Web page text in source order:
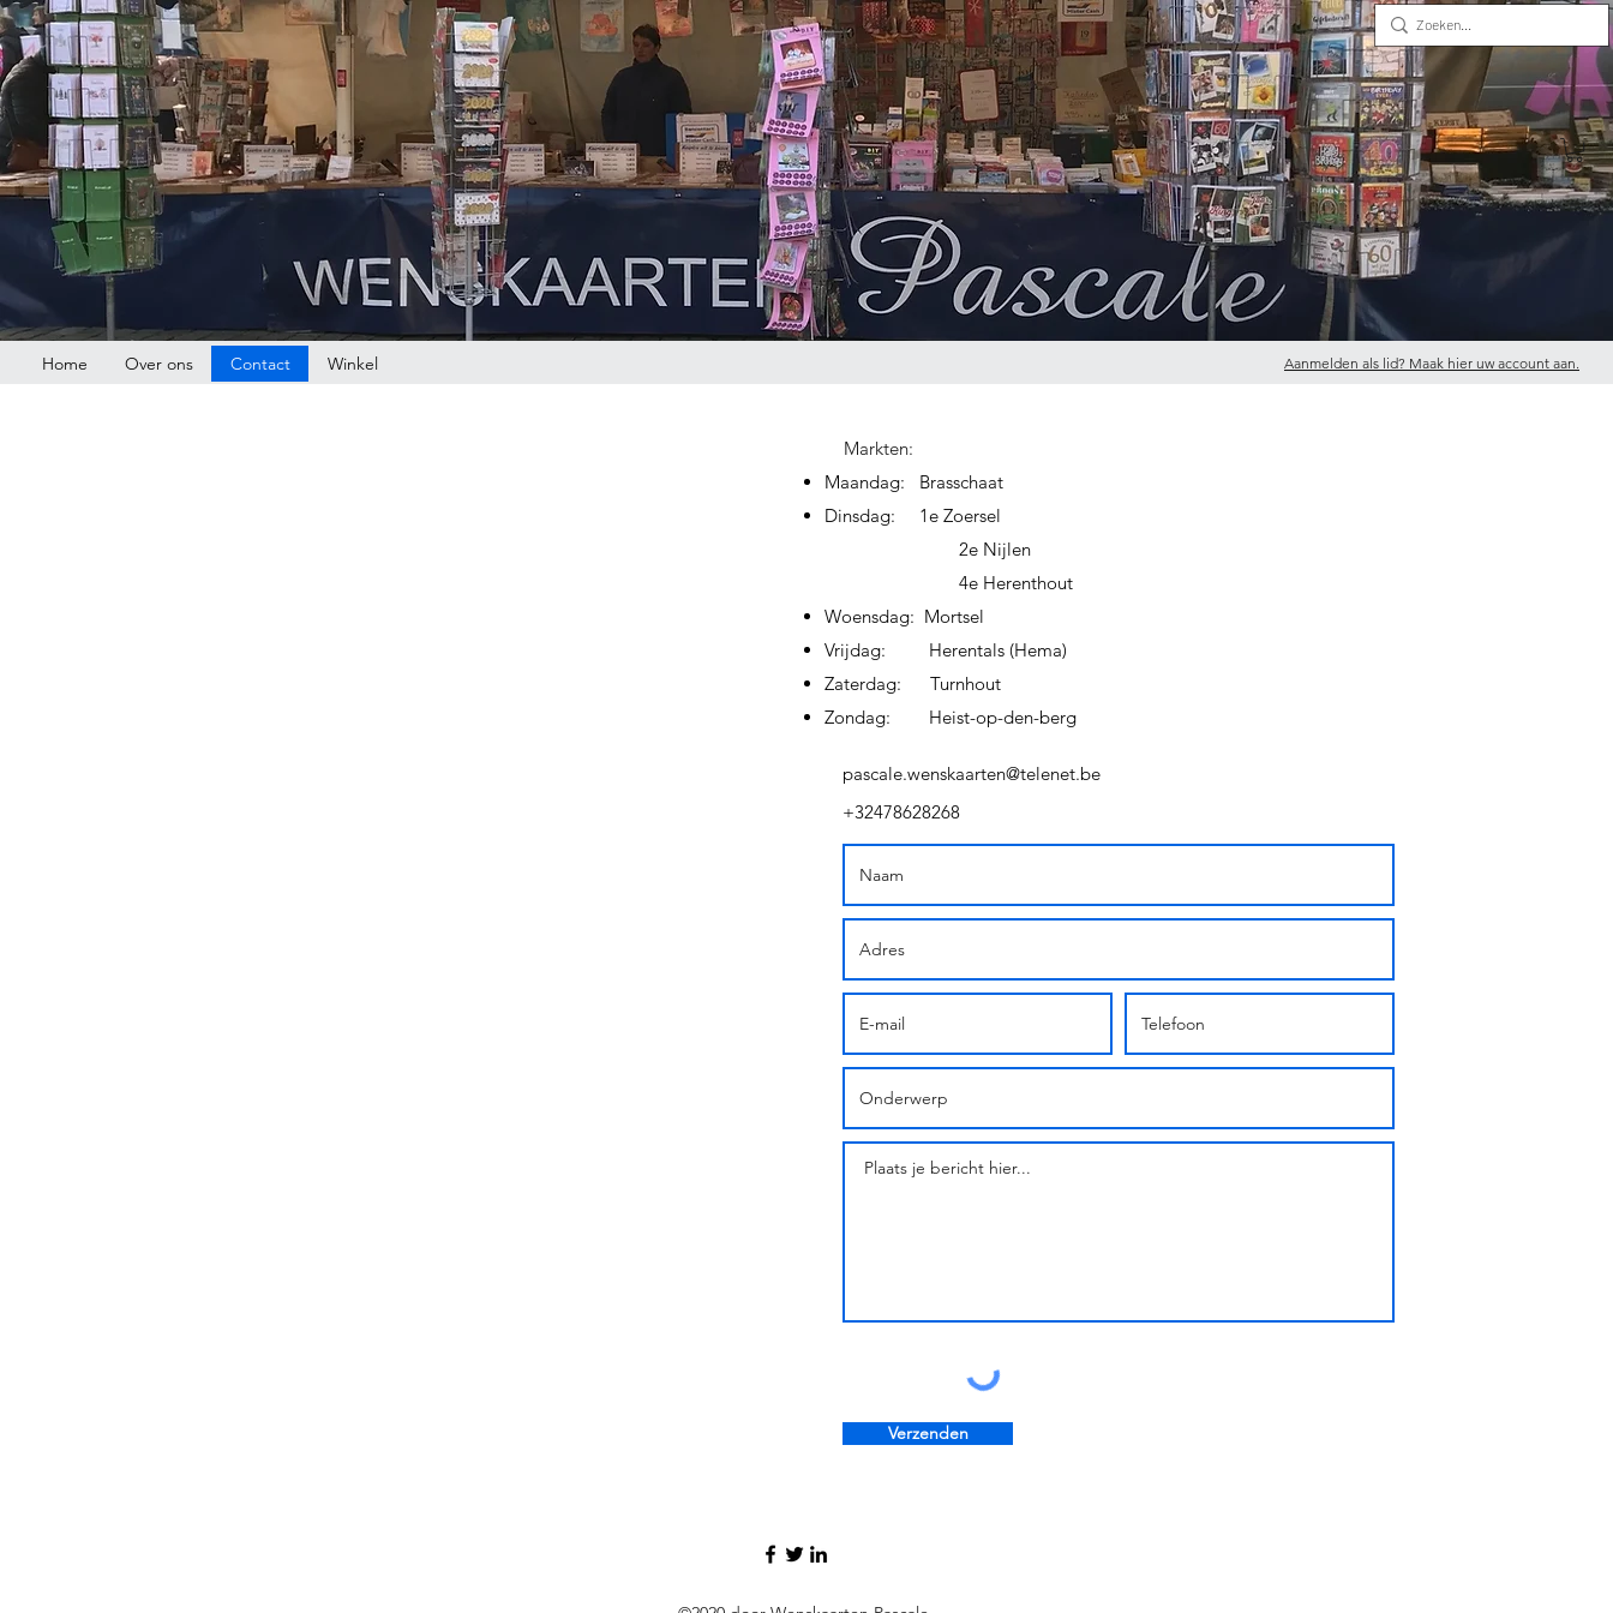
Home Over ons Contact Winkel Aanmelden als lid? Maak hier uw account aan.
CONTACT
Markten:
Maandag: Brasschaat
Dinsdag: 1e Zoersel
2e Nijlen
4e Herenthout
Woensdag: Mortsel
Vrijdag: Herentals (Hema)
Zaterdag: Turnhout
Zondag: Heist-op-den-berg
pascale.wenskaarten@telenet.be
+32478628268
Verzenden